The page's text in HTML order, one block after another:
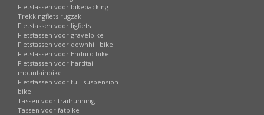
Fietstassen voor bikepacking
Trekkingfiets rugzak
Fietstassen voor ligfiets
Fietstassen voor gravelbike
Fietstassen voor downhill bike
Fietstassen voor Enduro bike
Fietstassen voor hardtail
mountainbike
Fietstassen voor full-suspension
bike
Tassen voor trailrunning
Tassen voor fatbike